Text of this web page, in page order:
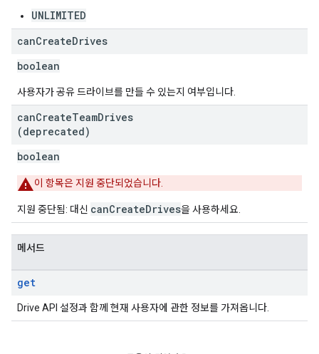
UNLIMITED
canCreateDrives
boolean
사용자가 공유 드라이브를 만들 수 있는지 여부입니다.
canCreateTeamDrives
(deprecated)
boolean
이 항목은 지원 중단되었습니다.
지원 중단됨: 대신 canCreateDrives을 사용하세요.
메서드
get
Drive API 설정과 함께 현재 사용자에 관한 정보를 가져옵니다.